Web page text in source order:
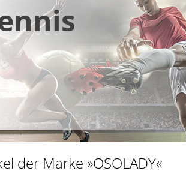
der Marke »OSOLADY«